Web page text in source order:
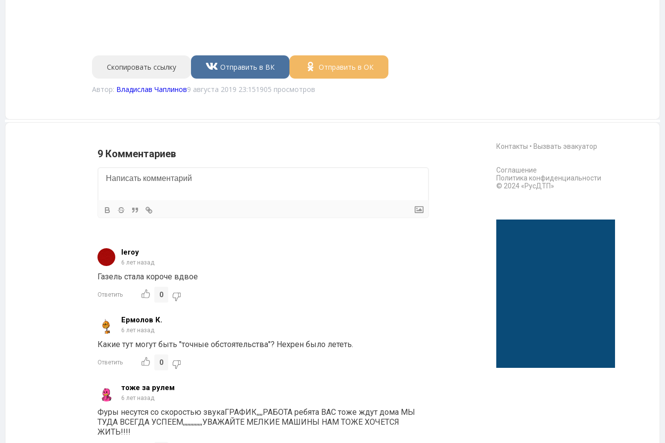
Скопировать ссылку Отправить в ВК Отправить в ОК
Автор: Владислав Чаплинов9 августа 2019 23:151905 просмотров
9 Комментариев
leroy
6 лет назад
Газель стала короче вдвое
Ответить 0
Ермолов К.
6 лет назад
Какие тут могут быть "точные обстоятельства"? Нехрен было лететь.
Ответить 0
тоже за рулем
6 лет назад
Фуры несутся со скоростью звукаГРАФИК,,,,РАБОТА ребята ВАС тоже ждут дома МЫ
ТУДА ВСЕГДА УСПЕЕМ,,,,,,,,,,,,,УВАЖАЙТЕ МЕЛКИЕ МАШИНЫ НАМ ТОЖЕ ХОЧЕТСЯ
ЖИТЬ!!!!
Контакты • Вызвать эвакуатор
Соглашение
Политика конфиденциальности
© 2024 «РусДТП»